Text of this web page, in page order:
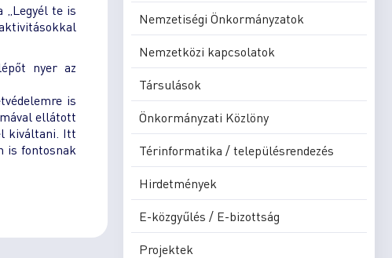
„Legyél te is
nyer az
is
ellátott
kiváltani. Itt
is fontosnak
Nemzetiségi Önkormányzatok
Nemzetközi kapcsolatok
Társulások
Önkormányzati Közlöny
Térinformatika / településrendezés
Hirdetmények
E-közgyűlés / E-bizottság
Projektek